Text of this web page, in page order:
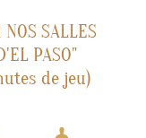
SALLES
PASO"
de jeu)